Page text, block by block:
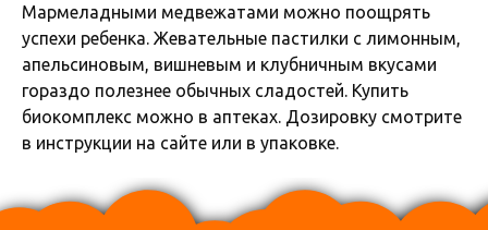
Мармеладными медвежатами можно поощрять
успехи ребенка. Жевательные пастилки с лимонным,
апельсиновым, вишневым и клубничным вкусами
гораздо полезнее обычных сладостей. Купить
биокомплекс можно в аптеках. Дозировку смотрите
в инструкции на сайте или в упаковке.